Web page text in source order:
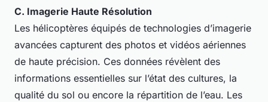
C. Imagerie Haute Résolution
Les hélicoptères équipés de technologies d’imagerie
avancées capturent des photos et vidéos aériennes
de haute précision. Ces données révèlent des
informations essentielles sur l’état des cultures, la
qualité du sol ou encore la répartition de l’eau. Les